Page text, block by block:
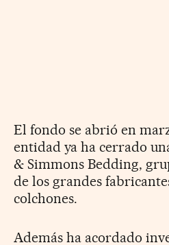
El fondo se abrió en
entidad ya ha cerrado
& Simmons Bedding,
de los grandes
colchones.
Además ha acordado